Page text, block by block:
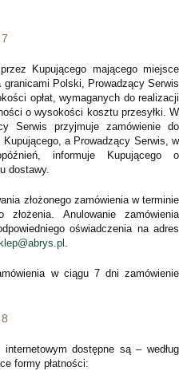
Kupującego mającego miejsce
Polski, Prowadzący Serwis
opłat, wymaganych do realizacji
o wysokości kosztu przesyłki. W
Serwis przyjmuje zamówienie do
a Prowadzący Serwis, w
informuje Kupującego o
dostawy.
złożonego zamówienia w terminie
Anulowanie zamówienia
oświadczenia na adres
.
w ciągu 7 dni zamówienie
dostępne są – według
formy płatności: